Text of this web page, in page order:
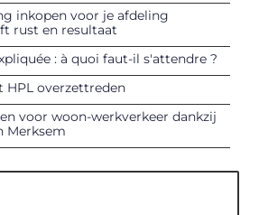
inkopen voor je afdeling
rust en resultaat
: à quoi faut-il s'attendre ?
HPL overzettreden
voor woon-werkverkeer dankzij
Merksem